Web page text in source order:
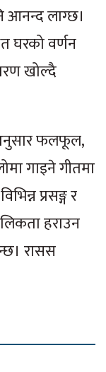
आनन्द लाग्छ।
घरको वर्णन
खोल्दै
फलफूल,
गाइने गीतमा
प्रसङ्ग र
हराउन
रासस